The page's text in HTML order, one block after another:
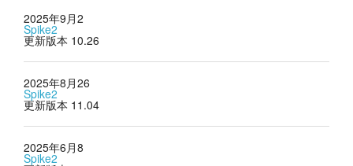
2025年9月2
Spike2
更新版本 10.26
2025年8月26
Spike2
更新版本 11.04
2025年6月8
Spike2